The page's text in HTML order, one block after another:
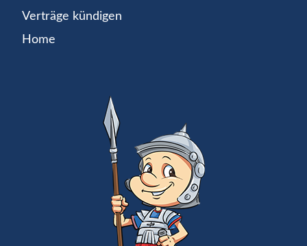
Verträge kündigen
Home